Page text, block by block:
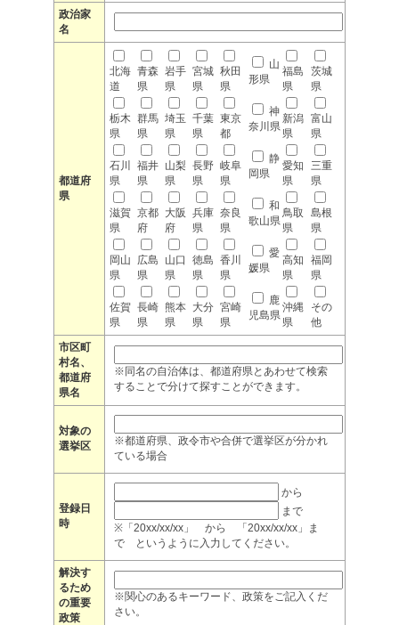
政治家
名
都道府
県
北海
道
青森
県
岩手
県
宮城
県
秋田
県
山
形県
福島
県
茨城
県
栃木
県
群馬
県
埼玉
県
千葉
県
東京
都
神
奈川県
新潟
県
富山
県
石川
県
福井
県
山梨
県
長野
県
岐阜
県
静
岡県
愛知
県
三重
県
滋賀
県
京都
府
大阪
府
兵庫
県
奈良
県
和
歌山県
鳥取
県
島根
県
岡山
県
広島
県
山口
県
徳島
県
香川
県
愛
媛県
高知
県
福岡
県
佐賀
県
長崎
県
熊本
県
大分
県
宮崎
県
鹿
児島県
沖縄
県
その
他
市区町
村名、
都道府
県名
※同名の自治体は、都道府県とあわせて検索
することで分けて探すことができます。
対象の
選挙区
※都道府県、政令市や合併で選挙区が分かれ
ている場合
登録日
時
から
まで
※「20xx/xx/xx」 から 「20xx/xx/xx」ま
で というように入力してください。
解決す
るため
の重要
政策
※関心のあるキーワード、政策をご記入くだ
さい。